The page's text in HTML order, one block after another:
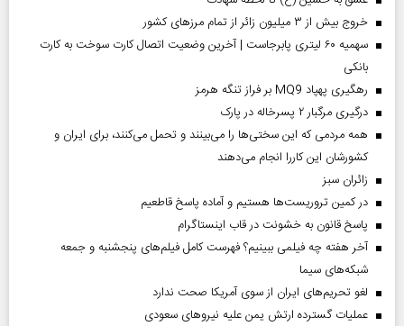
خروج بیش از ۳ میلیون زائر از تمام مرز‌های کشور
سهمیه ۶۰ لیتری پابرجاست | آخرین وضعیت اتصال کارت سوخت به کارت
بانکی
رهگیری پهپاد MQ9 بر فراز تنگه هرمز
درگیری مرگبار ۲ پسرخاله در پارک
همه مردمی که این سختی‌ها را می‌بینند و تحمل می‌کنند، برای ایران و
کشورشان این کاررا انجام می‌دهند
‌زائران سبز
در کمین تروریست‌ها هستیم و آماده پاسخ قاطعیم
پاسخ قانون به خشونت در قاب اینستاگرام
آخر هفته چه فیلمی ببینیم؟ فهرست کامل فیلم‌های پنجشنبه و جمعه
شبکه‌های سیما
لغو تحریم‌های ایران از سوی آمریکا صحت ندارد
عملیات گسترده ارتش یمن علیه نیروهای سعودی